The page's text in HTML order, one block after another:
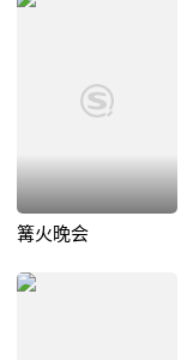
篝火晚会